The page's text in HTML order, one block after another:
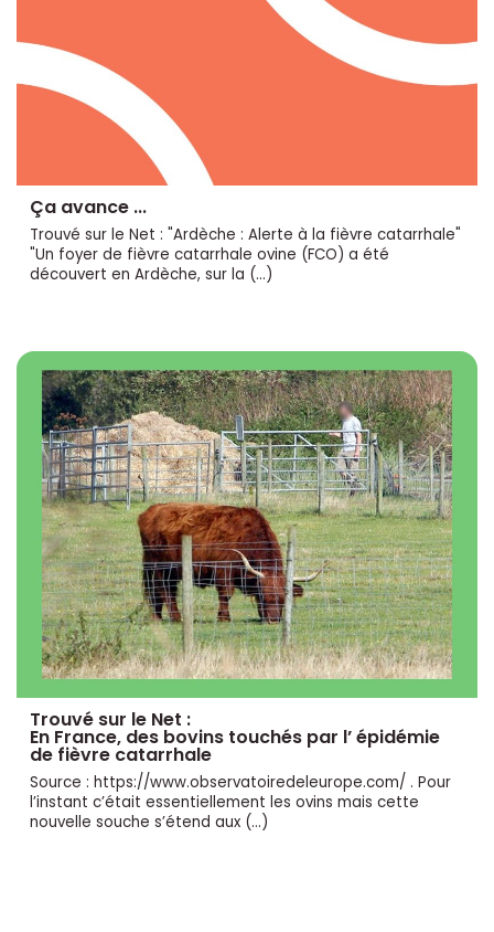
Ça avance ...
Trouvé sur le Net : "Ardèche : Alerte à la fièvre catarrhale"
"Un foyer de fièvre catarrhale ovine (FCO) a été
découvert en Ardèche, sur la (…)
Trouvé sur le Net :
En France, des bovins touchés par l’ épidémie
de fièvre catarrhale
Source : https://www.observatoiredeleurope.com/ . Pour
l’instant c’était essentiellement les ovins mais cette
nouvelle souche s’étend aux (…)